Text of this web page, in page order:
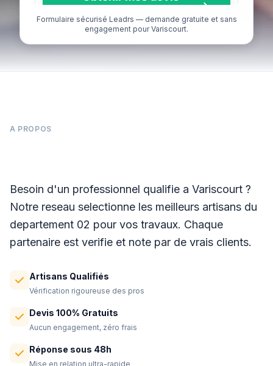
Formulaire sécurisé Leadrs — demande gratuite et sans
engagement pour Variscourt.
A PROPOS
Besoin d'un professionnel qualifie a Variscourt ?
Notre reseau selectionne les meilleurs artisans du
departement 02 pour vos travaux. Chaque
partenaire est verifie et note par de vrais clients.
Artisans Qualifiés
Vérification rigoureuse des pros
Devis 100% Gratuits
Aucun engagement, zéro frais
Réponse sous 48h
Mise en relation ultra-rapide